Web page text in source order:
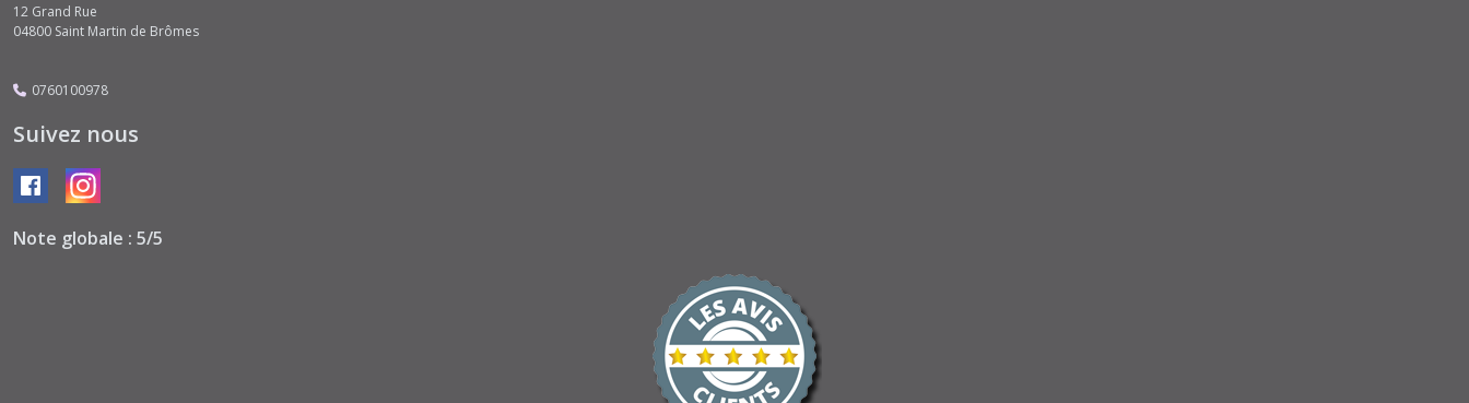
12 Grand Rue
04800 Saint Martin de Brômes
0760100978
Suivez nous
Note globale : 5/5